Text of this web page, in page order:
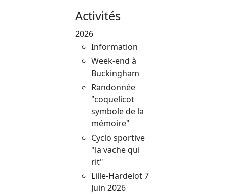
Activités
2026
Information
Week-end à
Buckingham
Randonnée
"coquelicot
symbole de la
mémoire"
Cyclo sportive
"la vache qui
rit"
Lille-Hardelot 7
Juin 2026